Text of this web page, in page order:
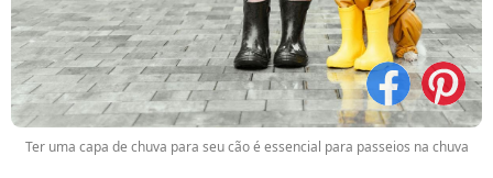
Ter uma capa de chuva para seu cão é essencial para passeios na chuva